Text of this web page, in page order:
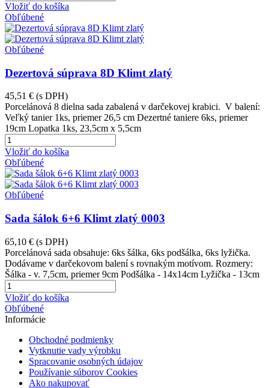
Vložiť do košíka
Obľúbené
Obľúbené
Dezertová súprava 8D Klimt zlatý
45,51 € (s DPH)
Porcelánová 8 dielna sada zabalená v darčekovej krabici. V balení:
Veľký tanier 1ks, priemer 26,5 cm Dezertné taniere 6ks, priemer
19cm Lopatka 1ks, 23,5cm x 5,5cm
Vložiť do košíka
Obľúbené
Obľúbené
Sada šálok 6+6 Klimt zlatý 0003
65,10 € (s DPH)
Porcelánová sada obsahuje: 6ks šálka, 6ks podšálka, 6ks lyžička.
Dodávame v darčekovom balení s rovnakým motívom. Rozmery:
Šálka - v. 7,5cm, priemer 9cm Podšálka - 14x14cm Lyžička - 13cm
Vložiť do košíka
Obľúbené
Informácie
Obchodné podmienky
Vytknutie vady výrobku
Spracovanie osobných údajov
Používanie súborov Cookies
Ako nakupovať